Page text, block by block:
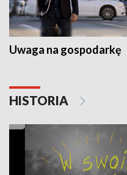
Uwaga na gospodarkę
HISTORIA